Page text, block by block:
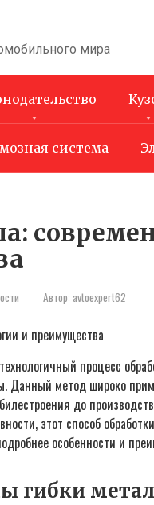
мира
система
Автор: avtoexpert62
процесс
Данный метод широко
до
этот способ
особенности и
гибки